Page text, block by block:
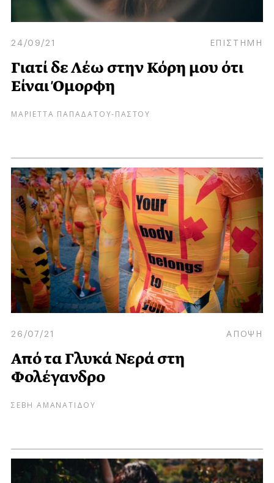
24/09/21 ΕΠΙΣΤΗΜΗ
Γιατί δε Λέω στην Κόρη μου ότι
Είναι Όμορφη
ΜΑΡΙΕΤΤΑ ΠΑΠΑΔΑΤΟΥ-ΠΑΣΤΟΥ
26/07/21 ΑΠΟΨΗ
Από τα Γλυκά Νερά στη
Φολέγανδρο
ΣΕΒΗ ΑΜΑΝΑΤΙΔΟΥ